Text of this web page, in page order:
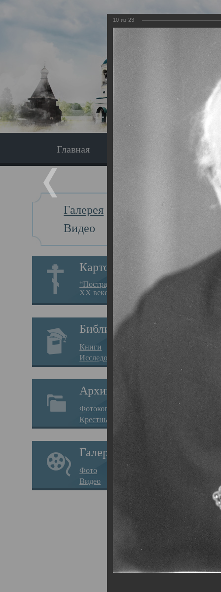
Главная
Галерея
Видео
Картотека
“Пострадавшие за веру в
XX веке на Севере”
Библиотека
Книги
Исследования
Архив
Фотокопии дел
Крестные ходы
Галерея
Фото
Видео
о
10 из 23